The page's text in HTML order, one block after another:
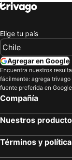
Hoteles en Región de Arica y
Hoteles en
Hoteles en
Elige tu país
Agregar en Google
Encuentra nuestros
fácilmente: agrega trivago
fuente preferida en
Compañía
Nuestros
Términos y